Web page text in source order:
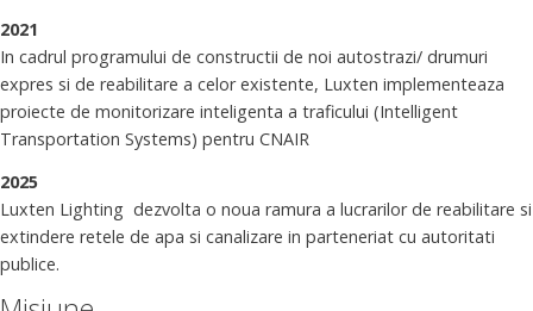
2021
In cadrul programului de constructii de noi autostrazi/ drumuri
expres si de reabilitare a celor existente, Luxten implementeaza
proiecte de monitorizare inteligenta a traficului (Intelligent
Transportation Systems) pentru CNAIR
2025
Luxten Lighting dezvolta o noua ramura a lucrarilor de reabilitare si
extindere retele de apa si canalizare in parteneriat cu autoritati
publice.